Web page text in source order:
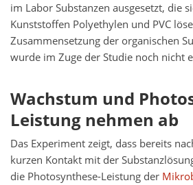
im Labor Substanzen ausgesetzt, die
Kunststoffen Polyethylen und PVC
Zusammensetzung der organischen
wurde im Zuge der Studie noch nicht
Wachstum und
Leistung nehmen ab
Das Experiment zeigt, dass bereits
kurzen Kontakt mit der
die Photosynthese-Leistung der